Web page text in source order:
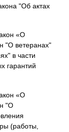
"Об актах
«О
"О ветеранах"
в части
гарантий
«О
"О
(работы,